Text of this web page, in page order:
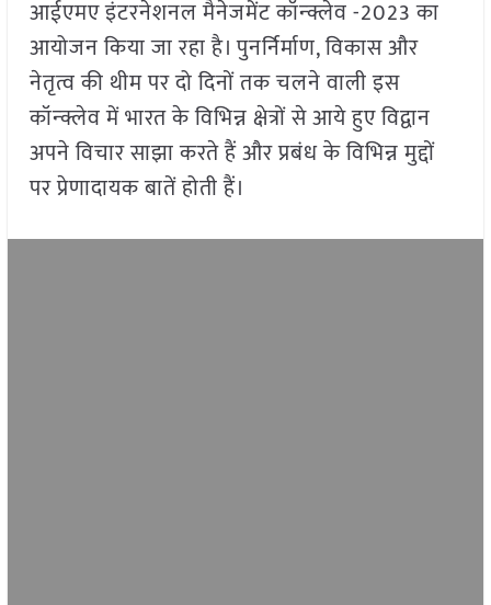
आईएमए इंटरनेशनल मैनेजमेंट कॉन्क्लेव -2023 का
आयोजन किया जा रहा है। पुनर्निर्माण, विकास और
नेतृत्व की थीम पर दो दिनों तक चलने वाली इस
कॉन्क्लेव में भारत के विभिन्न क्षेत्रों से आये हुए विद्वान
अपने विचार साझा करते हैं और प्रबंध के विभिन्न मुद्दों
पर प्रेणादायक बातें होती हैं।